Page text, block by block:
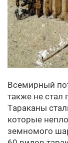
Всемирный
также не стал
Тараканы
которые
земномого